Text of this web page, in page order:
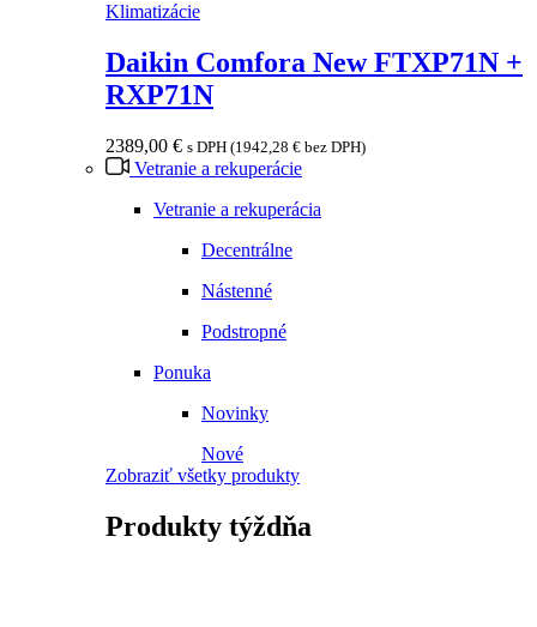
Klimatizácie
Daikin Comfora New FTXP71N +
RXP71N
2389,00 € s DPH (1942,28 € bez DPH)
Vetranie a rekuperácie
Vetranie a rekuperácia
Decentrálne
Nástenné
Podstropné
Ponuka
Novinky
Nové
Zobraziť všetky produkty
Produkty týždňa